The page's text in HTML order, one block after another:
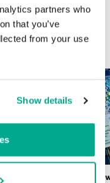
partners who
that you’ve
from your use
Show details
Estado del